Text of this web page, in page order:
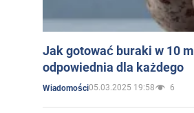
Jak gotować buraki w 10
odpowiednia dla każdego
Wiadomości05.03.2025 19:58 6